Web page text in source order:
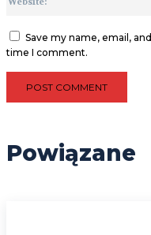
Save my name, email,
time I comment.
Powiązane